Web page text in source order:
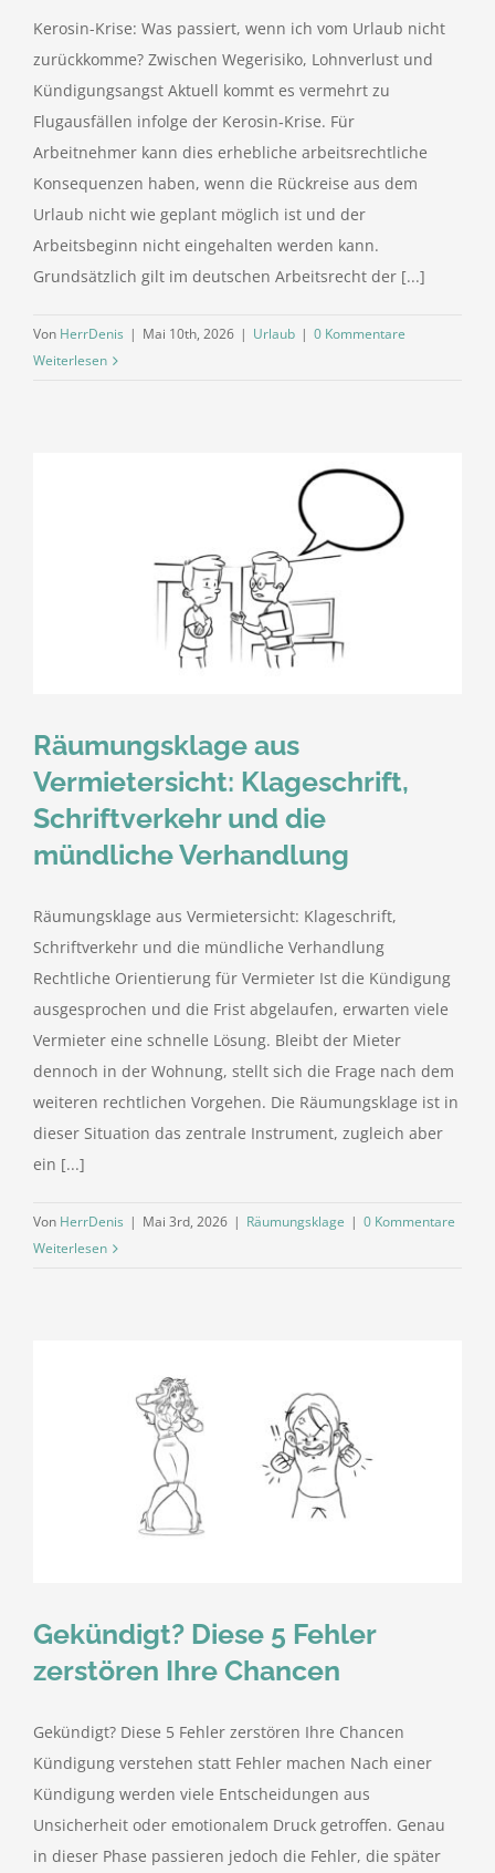
Kerosin-Krise: Was passiert, wenn ich vom Urlaub nicht
zurückkomme? Zwischen Wegerisiko, Lohnverlust und
Kündigungsangst Aktuell kommt es vermehrt zu
Flugausfällen infolge der Kerosin‑Krise. Für
Arbeitnehmer kann dies erhebliche arbeitsrechtliche
Konsequenzen haben, wenn die Rückreise aus dem
Urlaub nicht wie geplant möglich ist und der
Arbeitsbeginn nicht eingehalten werden kann.
Grundsätzlich gilt im deutschen Arbeitsrecht der [...]
Von HerrDenis | Mai 10th, 2026 | Urlaub | 0 Kommentare
Weiterlesen
Räumungsklage aus
Vermietersicht: Klageschrift,
Schriftverkehr und die
mündliche Verhandlung
Räumungsklage aus Vermietersicht: Klageschrift,
Schriftverkehr und die mündliche Verhandlung
Rechtliche Orientierung für Vermieter Ist die Kündigung
ausgesprochen und die Frist abgelaufen, erwarten viele
Vermieter eine schnelle Lösung. Bleibt der Mieter
dennoch in der Wohnung, stellt sich die Frage nach dem
weiteren rechtlichen Vorgehen. Die Räumungsklage ist in
dieser Situation das zentrale Instrument, zugleich aber
ein [...]
Von HerrDenis | Mai 3rd, 2026 | Räumungsklage | 0 Kommentare
Weiterlesen
Gekündigt? Diese 5 Fehler
zerstören Ihre Chancen
Gekündigt? Diese 5 Fehler zerstören Ihre Chancen
Kündigung verstehen statt Fehler machen Nach einer
Kündigung werden viele Entscheidungen aus
Unsicherheit oder emotionalem Druck getroffen. Genau
in dieser Phase passieren jedoch die Fehler, die später